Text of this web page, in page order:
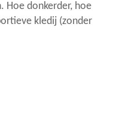
Hoe donkerder, hoe
kledij (zonder